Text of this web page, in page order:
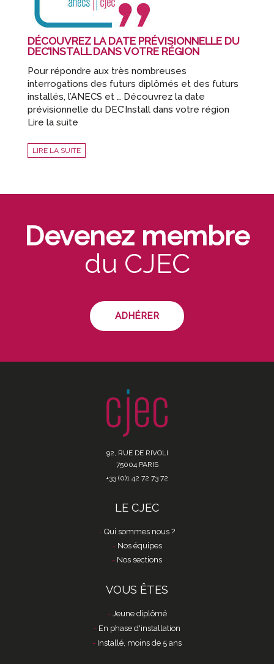
DÉCOUVREZ LA DATE PRÉVISIONNELLE DU
DEC’INSTALL DANS VOTRE RÉGION
Pour répondre aux très nombreuses
interrogations des futurs diplômés et des futurs
installés, l’ANECS et … Découvrez la date
prévisionnelle du DEC’Install dans votre région
Lire la suite
LIRE LA SUITE
Devenez membre
du CJEC
ADHÉRER
92, RUE DE RIVOLI
75004 PARIS
+33 (0)1 42 72 73 72
LE CJEC
Qui sommes nous ?
Nos équipes
Nos sections
VOUS ÊTES
Jeune diplômé
En phase d'installation
Installé, moins de 5 ans